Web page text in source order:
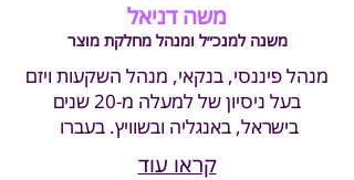
משה דניאל
משנה למנכ״ל ומנהל מחלקת מוצר
מנהל פיננסי, בנקאי, מנהל השקעות ויזם
בעל ניסיון של למעלה מ-20 שנים
בישראל, באנגליה ובשוויץ. בעברו
קראו עוד